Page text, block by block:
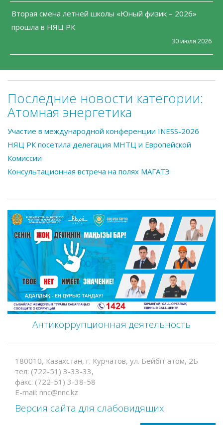
Вторая смена летней школы «Юный физик – 2026»
прошла в НЯЦ РК
30 июля 2026
Последние новости категории:
Атомная энергетика
Участие в международной конференции INESS-2026
НЯЦ РК посетила делегация МНТЦ и Европейской
Комиссии
Консультационная встреча на полях МАГАТЭ
Антикоррупционная деятельность
180010, Казахстан, г. Курчатов, ул. Бейбіт атом, 2Б
тел: (722-51) 3-33-33,
факс: (722-51) 3-38-58
E-mail: nnc@nnc.kz
Версия сайта для слабовидящих